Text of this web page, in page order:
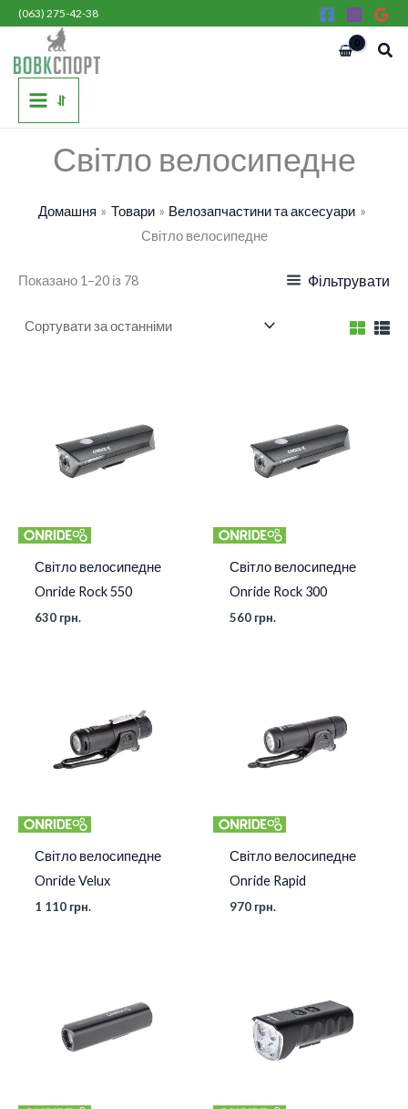
Перейти
вмісту
(063) 275-42-38
⥯
Світло велосипедне
Домашня Товари
Велозапчастини та аксесуари
Світло велосипедне
Показано 1–20 із 78
останнім
Фільтрувати
Світло велосипедне
Onride Rock 550
630 грн.
Світло велосипедне
Onride Rock 300
560 грн.
Світло велосипедне
Onride Velux
1 110 грн.
Світло велосипедне
Onride Rapid
970 грн.